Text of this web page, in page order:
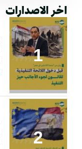
اخر الاصدارات